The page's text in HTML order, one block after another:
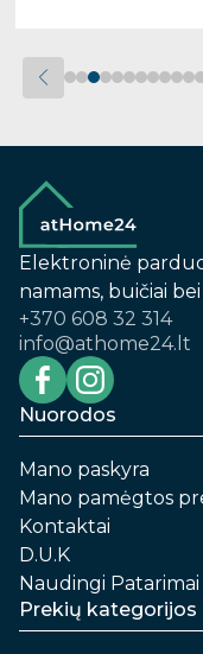
Elektroninė
namams, buičiai
+370 608 32 314
info@athome24.lt
Nuorodos
Mano paskyra
Mano pamėgtos
Kontaktai
D.U.K
Naudingi Patarimai
Prekių kategorijos